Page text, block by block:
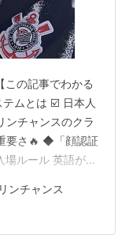
この記事でわかる
ムとは ☑️ 日本人
ンチャンスのクラ
要さ🔥 ◆「顔認証
ルール 英語がは
関連記事 ◆「顔
たブラジルの
で、日本から観戦
ンチャンス